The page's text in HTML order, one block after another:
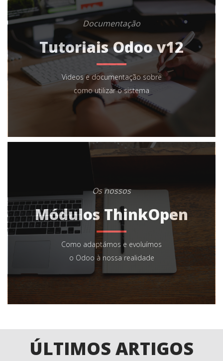
Documentação
Tutoriais Odoo v12
Videos e documentação sobre
como utilizar o sistema
Os nossos
Módulos ThinkOpen
Como adaptámos e evoluímos
o Odoo à nossa realidade
ÚLTIMOS ARTIGOS